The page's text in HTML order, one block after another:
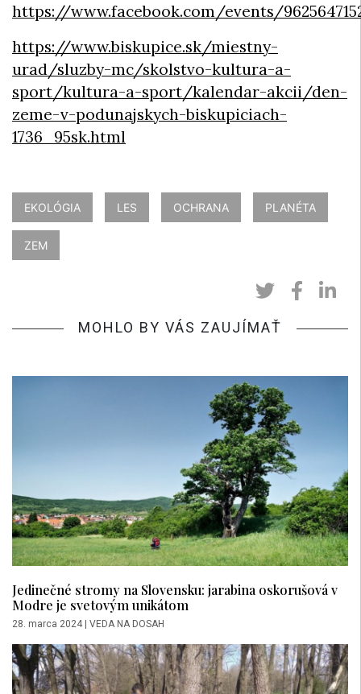
https://www.facebook.com/events/
https://www.biskupice.sk/miestny-
urad/sluzby-mc/skolstvo-kultura-a-
sport/kultura-a-sport/kalendar-akcii/den-
zeme-v-podunajskych-biskupiciach-
1736_95sk.html
EKOLÓGIA LES OCHRANA PLANÉTA
ZEM
MOHLO BY VÁS ZAUJÍMAŤ
Jedinečné stromy na Slovensku: jarabina oskorušová v
Modre je svetovým unikátom
28. marca 2024 VEDA NA DOSAH